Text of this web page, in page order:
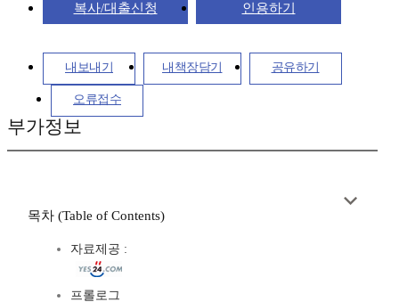
복사/대출신청 인용하기
내보내기 내책장담기 공유하기
오류접수
부가정보
목차 (Table of Contents)
자료제공 :
프롤로그